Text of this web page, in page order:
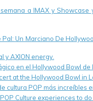
a IMAX y Showcase
Un Marciano De
y AXION energy.
en el Hollywood Bowl de
at the Hollywood Bowl in
cultura POP más increíbles
Culture experiences to do